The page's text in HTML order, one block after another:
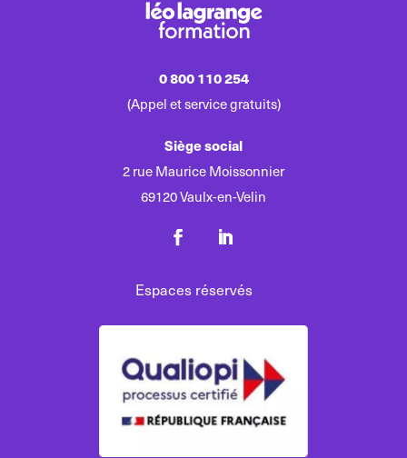
0 800 110 254
(Appel et service gratuits)
Siège social
2 rue Maurice Moissonnier
69120 Vaulx-en-Velin
Espaces réservés